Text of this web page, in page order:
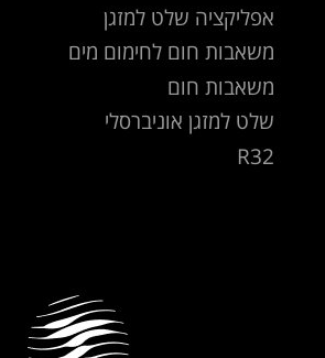
אפליקציה שלט למזגן
משאבות חום לחימום מים
משאבות חום
שלט למזגן אוניברסלי
R32